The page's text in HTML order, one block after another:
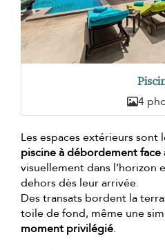
4
Les espaces extérieurs sont
piscine à débordement face
visuellement dans
dehors dès leur arrivée.
Des transats bordent la
toile de fond, même une
moment privilégié.